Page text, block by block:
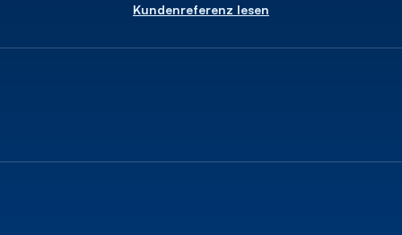
Kundenreferenz lesen